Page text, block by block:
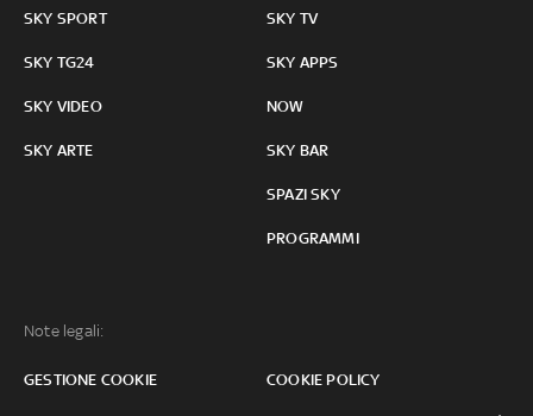
SKY SPORT
SKY TG24
SKY VIDEO
SKY ARTE
SKY TV
SKY APPS
NOW
SKY BAR
SPAZI SKY
PROGRAMMI
Note legali:
GESTIONE COOKIE COOKIE POLICY